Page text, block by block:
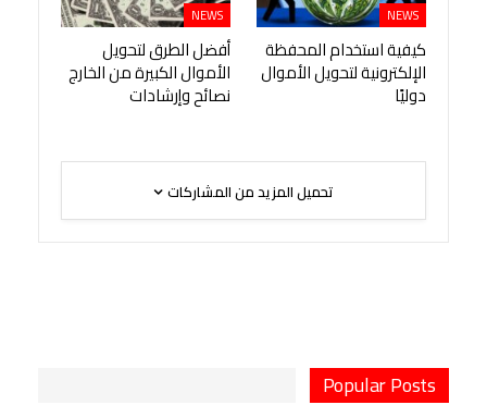
NEWS
كيفية استخدام المحفظة
الإلكترونية لتحويل الأموال
دوليًا
NEWS
أفضل الطرق لتحويل
الأموال الكبيرة من الخارج
نصائح وإرشادات
تحميل المزيد من المشاركات
Popular Posts